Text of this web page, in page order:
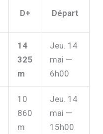
D+ Départ
14
325
m
Jeu. 14
mai —
6h00
10
860
m
Jeu. 14
mai —
15h00